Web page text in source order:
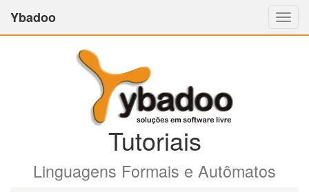
Ybadoo
Tutoriais
Linguagens Formais e Autômatos